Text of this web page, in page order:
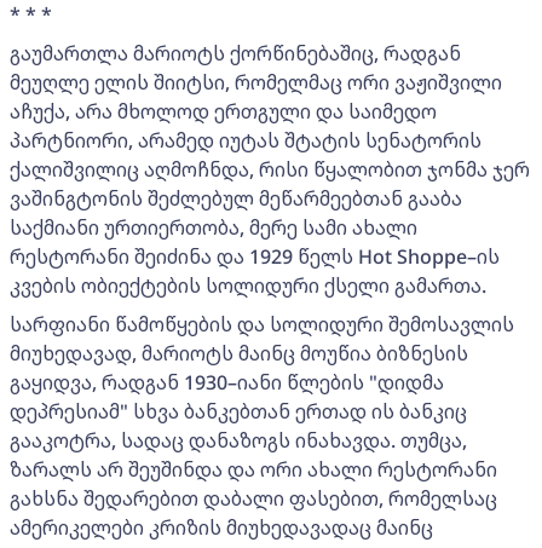
* * *
გაუმართლა მარიოტს ქორწინებაშიც, რადგან
მეუღლე ელის შიიტსი, რომელმაც ორი ვაჟიშვილი
აჩუქა, არა მხოლოდ ერთგული და საიმედო
პარტნიორი, არამედ იუტას შტატის სენატორის
ქალიშვილიც აღმოჩნდა, რისი წყალობით ჯონმა ჯერ
ვაშინგტონის შეძლებულ მეწარმეებთან გააბა
საქმიანი ურთიერთობა, მერე სამი ახალი
რესტორანი შეიძინა და 1929 წელს Hot Shoppe–ის
კვების ობიექტების სოლიდური ქსელი გამართა.
სარფიანი წამოწყების და სოლიდური შემოსავლის
მიუხედავად, მარიოტს მაინც მოუწია ბიზნესის
გაყიდვა, რადგან 1930–იანი წლების "დიდმა
დეპრესიამ" სხვა ბანკებთან ერთად ის ბანკიც
გააკოტრა, სადაც დანაზოგს ინახავდა. თუმცა,
ზარალს არ შეუშინდა და ორი ახალი რესტორანი
გახსნა შედარებით დაბალი ფასებით, რომელსაც
ამერიკელები კრიზის მიუხედავადაც მაინც